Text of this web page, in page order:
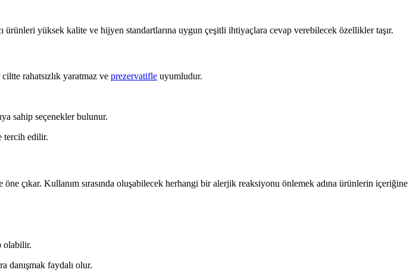
yüksek kalite ve hijyen standartlarına uygun çeşitli ihtiyaçlara cevap verebilecek özellikler taşır.
rahatsızlık yaratmaz ve prezervatifle uyumludur.
sahip seçenekler bulunur.
tercih edilir.
çıkar. Kullanım sırasında oluşabilecek herhangi bir alerjik reaksiyonu önlemek adına ürünlerin içeriğine
olabilir.
danışmak faydalı olur.